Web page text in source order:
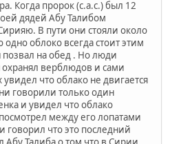
Когда пророк (с.а.с.) был 12
дядей Абу Талибом
В пути они стояли около
облоко всегда стоит этим
позвал на обед . Но люди
верблюдов и сами
что облако не двигается
говорили только один
и увидел что облако
между его лопатами
говорил что это последний